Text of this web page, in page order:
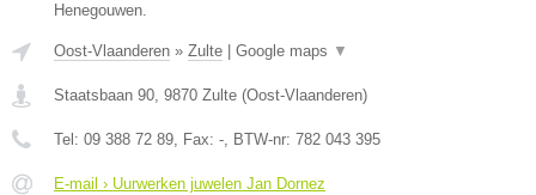
Henegouwen.
Oost-Vlaanderen » Zulte Google maps ▼
Staatsbaan 90, 9870 Zulte (Oost-Vlaanderen)
Tel: 09 388 72 89, Fax: -, BTW-nr: 782 043 395
E-mail › Uurwerken juwelen Jan Dornez